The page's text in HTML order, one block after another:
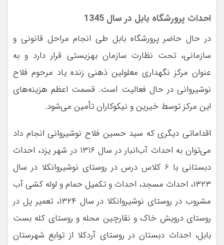
احداث پرورشگاه بابل در سال 1345
در حال حاضر پرورشگاه بابل طی انجام مراحل قانونی و
سازمانی، تحت نظارت سازمان بهزیستی قرار دارد و به
عنوان مرکز نگهداری معلولین ذهنی زنده یاد مرحوم فلاح
نوشیروانی در حال فعالیت است. قسمت اعظم هزینه‌های
این مرکز توسط خیرین و نیکوکاران تأمین می‌شود.
اقداماتی دیگری که سید حسین فلاح نوشیروانی انجام داد
می‌توان به احداث آب‌انبار در سال ۱۳۱۶ در شهر یزد، احداث
دبستانی با 6 کلاس درس در روستای نوشیروانکلا در سال
۱۳۲۳، احداث مسجد، احداث و تکمیل حمام و لوله کشی آب
مشروب در روستای نوشیروانکلا در سال ۱۳۲۴، تعمیر پل در
روستای درویش خاک و نقارچین محله و روستای کله بست
بابل، احداث دبستان در روستای آردکلا از توابع شهرستان